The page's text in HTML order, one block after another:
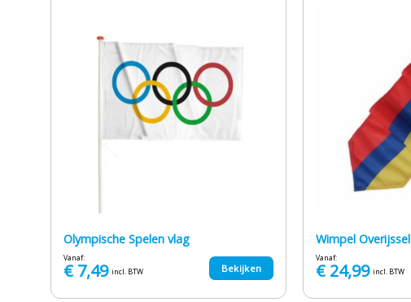
Olympische Spelen vlag
Vanaf:
€7,49 incl. BTW Bekijken
Wimpel Overijssel
Vanaf:
€24,99 incl. BTW